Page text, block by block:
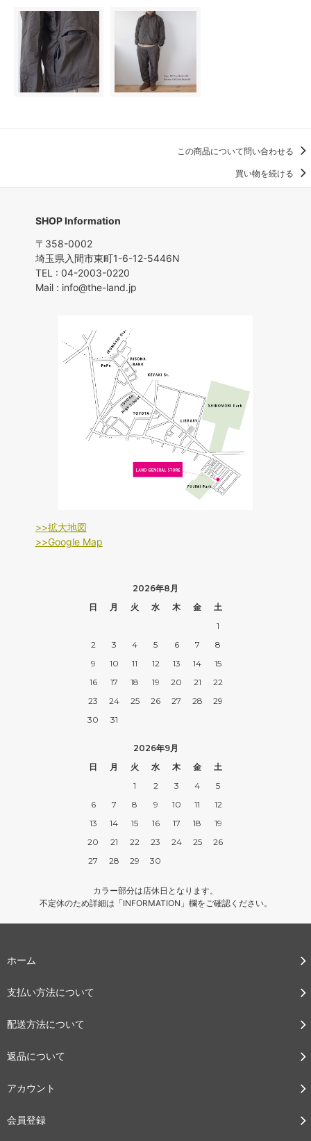
この商品について問い合わせる
買い物を続ける
SHOP Information
〒358-0002
埼玉県入間市東町1-6-12-5446N
TEL : 04-2003-0220
Mail : info@the-land.jp
>>拡大地図
>>Google Map
2026年8月
日
月 火 水 木 金
土
1
2
3 4 5 6 7
8
9
10 11 12 13 14
15
16
17 18 19 20 21
22
23
24 25 26 27 28
29
30
31
2026年9月
日
月 火 水 木 金
土
1
2 3 4
5
6
7 8 9 10 11
12
13
14 15 16 17 18
19
20
21 22 23 24 25
26
27
28 29 30
カラー部分は店休日となります。
不定休のため詳細は「INFORMATION」欄をご確認ください。
ホーム
支払い方法について
配送方法について
返品について
アカウント
会員登録